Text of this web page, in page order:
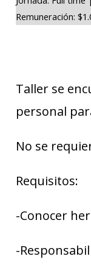
Remuneración:
Taller se
personal
No se
Requisitos:
-Conocer
-